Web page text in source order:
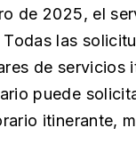
de 2025, el
las
de servicios
puede
itinerante,